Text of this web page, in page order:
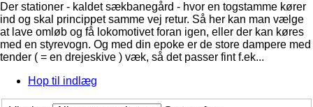
Der stationer - kaldet sækbanegård - hvor en togstamme kører
ind og skal princippet samme vej retur. Så her kan man vælge
at lave omløb og få lokomotivet foran igen, eller der kan køres
med en styrevogn. Og med din epoke er de store dampere med
tender ( = en drejeskive ) væk, så det passer fint f.ek...
Hop til indlæg